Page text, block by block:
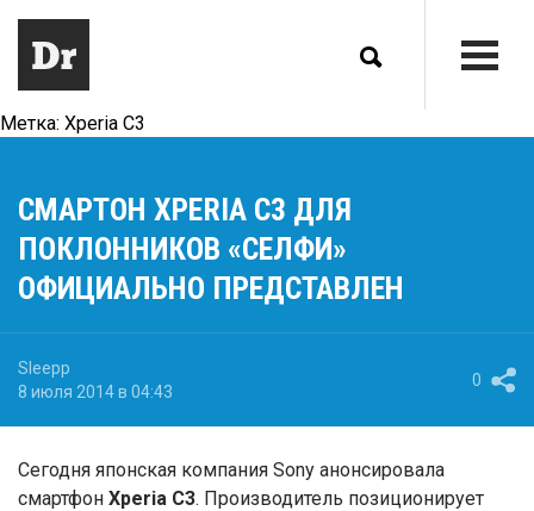
Метка: Xperia C3
СМАРТОН XPERIA C3 ДЛЯ
ПОКЛОННИКОВ «СЕЛФИ»
ОФИЦИАЛЬНО ПРЕДСТАВЛЕН
Sleepp
8 июля 2014 в 04:43
0
Сегодня японская компания Sony анонсировала
смартфон Xperia C3. Производитель позиционирует